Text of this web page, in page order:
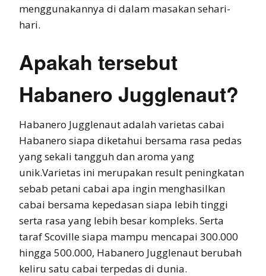
menggunakannya di dalam masakan sehari-
hari.
Apakah tersebut
Habanero Jugglenaut?
Habanero Jugglenaut adalah varietas cabai
Habanero siapa diketahui bersama rasa pedas
yang sekali tangguh dan aroma yang
unik.Varietas ini merupakan result peningkatan
sebab petani cabai apa ingin menghasilkan
cabai bersama kepedasan siapa lebih tinggi
serta rasa yang lebih besar kompleks. Serta
taraf Scoville siapa mampu mencapai 300.000
hingga 500.000, Habanero Jugglenaut berubah
keliru satu cabai terpedas di dunia.